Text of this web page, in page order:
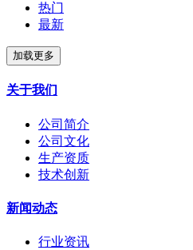
热门
最新
加载更多
关于我们
公司简介
公司文化
生产资质
技术创新
新闻动态
行业资讯